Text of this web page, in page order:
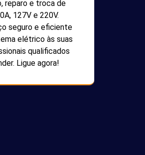
reparo e troca de
127V e 220V.
seguro e eficiente
elétrico às suas
qualificados
Ligue agora!